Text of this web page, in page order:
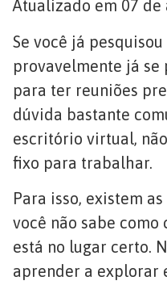
Atualizado em 07
Se você já
provavelmente já se
para ter reuniões
dúvida bastante
escritório virtual,
fixo para trabalhar.
Para isso, existem
você não sabe como
está no lugar certo.
aprender a explorar